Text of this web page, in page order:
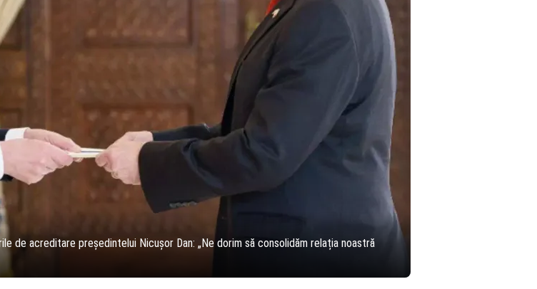
de acreditare președintelui Nicușor Dan: „Ne dorim să consolidăm relația noastră